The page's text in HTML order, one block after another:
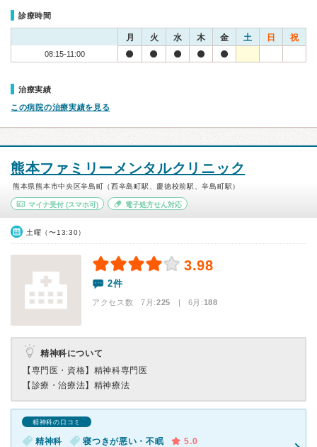
診療時間
月 火 水 木 金 土 日 祝
08:15-11:00
治療実績
この病院の治療実績を見る
熊本ファミリーメンタルクリニック
熊本県熊本市中央区辛島町（西辛島町駅、慶徳校前駅、辛島町駅）
マイナ受付 (スマホ可) 電子処方せん対応
土曜（〜13:30）
3.98
2件
アクセス数 7月:225 | 6月:188
精神科について
【専門医・資格】 精神科専門医
【診療・治療法】 精神療法
精神科の口コミ
精神科 寝つきが悪い・不眠
5.0